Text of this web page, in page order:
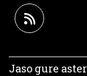
Jaso gure